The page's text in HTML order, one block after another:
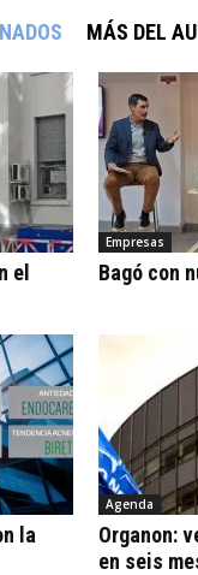
MÁS DEL
el
Empresas
Bagó con
la
Agenda
Organon:
en seis